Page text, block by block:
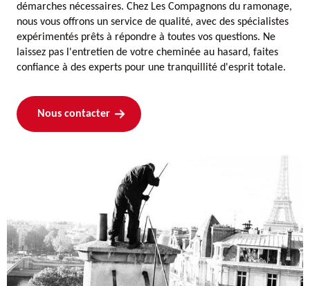
démarches nécessaires. Chez Les Compagnons du ramonage,
nous vous offrons un service de qualité, avec des spécialistes
expérimentés prêts à répondre à toutes vos questions. Ne
laissez pas l'entretien de votre cheminée au hasard, faites
confiance à des experts pour une tranquillité d'esprit totale.
Nous contacter